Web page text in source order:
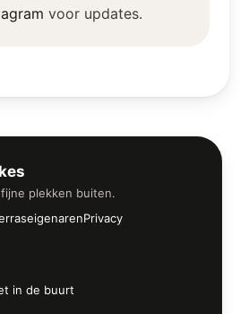
voor updates.
plekken buiten.
Privacy
in de buurt